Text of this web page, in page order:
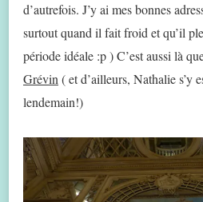
d’autrefois. J’y ai mes bonnes
surtout quand il fait froid et qu’il
période idéale :p ) C’est aussi là
Grévin ( et d’ailleurs, Nathalie s’y
lendemain!)